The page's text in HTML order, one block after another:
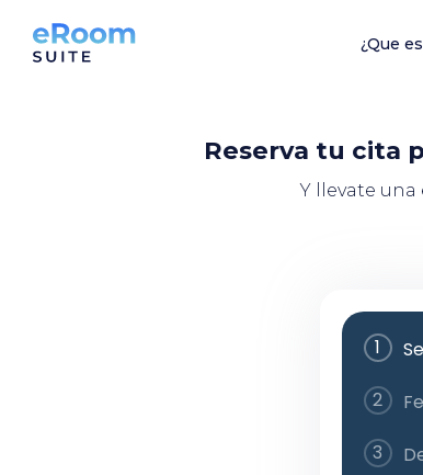
¿Que
Reserva tu cita
Y llevate
1
2
3